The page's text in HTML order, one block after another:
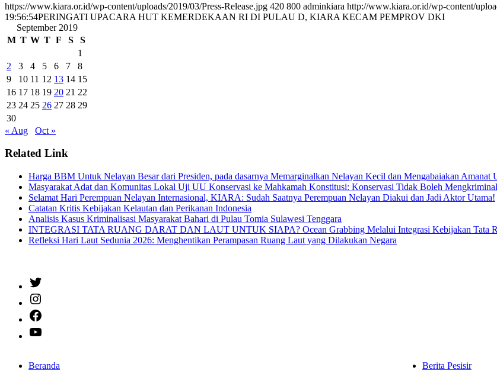
https://www.kiara.or.id/wp-content/uploads/2019/03/Press-Release.jpg 420 800 adminkiara http://www.kiara.or.id/wp-content/
19:56:54PERINGATI UPACARA HUT KEMERDEKAAN RI DI PULAU D, KIARA KECAM PEMPROV DKI
September 2019
M T W T F S
S
1
2
3 4 5 6 7
8
9
10 11 12 13 14 15
16 17 18 19 20 21 22
23 24 25 26 27 28 29
30
« Aug
Oct »
Related Link
Harga BBM Untuk Nelayan Besar dari Presiden, pada dasarnya Memarginalkan Nelayan Kecil dan Mengabaiakan Amanat
Masyarakat Adat dan Komunitas Lokal Uji UU Konservasi ke Mahkamah Konstitusi: Konservasi Tidak Boleh
Selamat Hari Perempuan Nelayan Internasional, KIARA: Sudah Saatnya Perempuan Nelayan Diakui dan Jadi Aktor Utama!
Catatan Kritis Kebijakan Kelautan dan Perikanan Indonesia
Analisis Kasus Kriminalisasi Masyarakat Bahari di Pulau Tomia Sulawesi Tenggara
INTEGRASI TATA RUANG DARAT DAN LAUT UNTUK SIAPA? Ocean Grabbing Melalui Integrasi Kebijakan Tata
Refleksi Hari Laut Sedunia 2026: Menghentikan Perampasan Ruang Laut yang Dilakukan Negara
Beranda Berita Pesisir